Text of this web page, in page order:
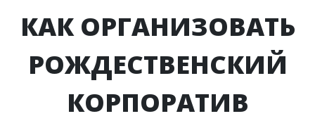
КАК ОРГАНИЗОВАТЬ
РОЖДЕСТВЕНСКИЙ
КОРПОРАТИВ